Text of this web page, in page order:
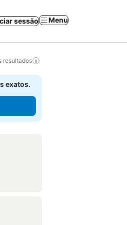
sessão Menu
resultados
exatos.